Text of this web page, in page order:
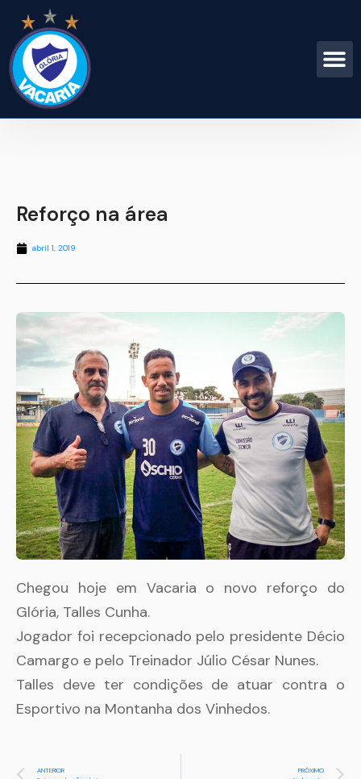
Reforço na área
abril 1, 2019
Chegou hoje em Vacaria o novo reforço do
Glória, Talles Cunha.
Jogador foi recepcionado pelo presidente Décio
Camargo e pelo Treinador Júlio César Nunes.
Talles deve ter condições de atuar contra o
Esportivo na Montanha dos Vinhedos.
ANTERIOR PRÓXIMO